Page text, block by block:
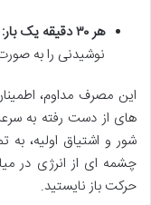
هر ۳۰ دقیقه یک بار:
نوشیدنی را به
این مصرف مداوم،
های از دست رفته به
شور و اشتیاق اولیه،
چشمه ای از انرژی در
حرکت باز نایستید.